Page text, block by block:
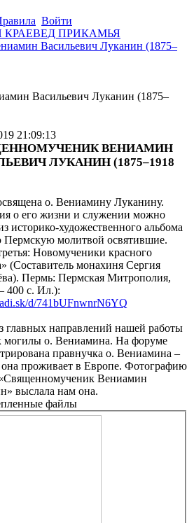
Войти
ПРИКАМЬЯ
Васильевич Луканин (1875–
Васильевич Луканин (1875–
21:09:13
ВЕНИАМИН
ЛУКАНИН (1875–1918
о. Вениамину Луканину.
о его жизни и служении можно
историко-художественного альбома
Пермскую молитвой освятившие.
Новомученики красного
(Составитель монахиня Сергия
Пермь: Пермская Митрополия,
400 с. Ил.):
d/741bUFnwnrN6YQ
главных направлений нашей работы
могилы о. Вениамина. На форуме
правнучка о. Вениамина –
она проживает в Европе. Фотографию
Вениамин
выслала нам она.
файлы